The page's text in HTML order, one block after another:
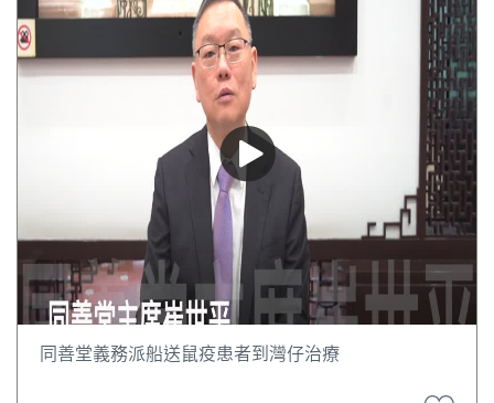
同善堂義務派船送鼠疫患者到灣仔治療